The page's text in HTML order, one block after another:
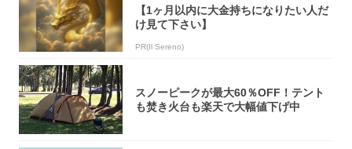
【1ヶ月以内に大金持ちになりたい人だ
け見て下さい】
PR(Il Sereno)
スノーピークが最大60％OFF！テント
も焚き火台も楽天で大幅値下げ中